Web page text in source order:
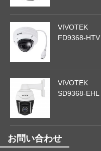
VIVOTEK
FD9368-HTV
VIVOTEK
SD9368-EHL
お問い合わせ